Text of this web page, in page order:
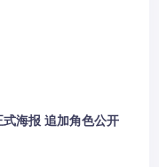
式海报 追加角色公开